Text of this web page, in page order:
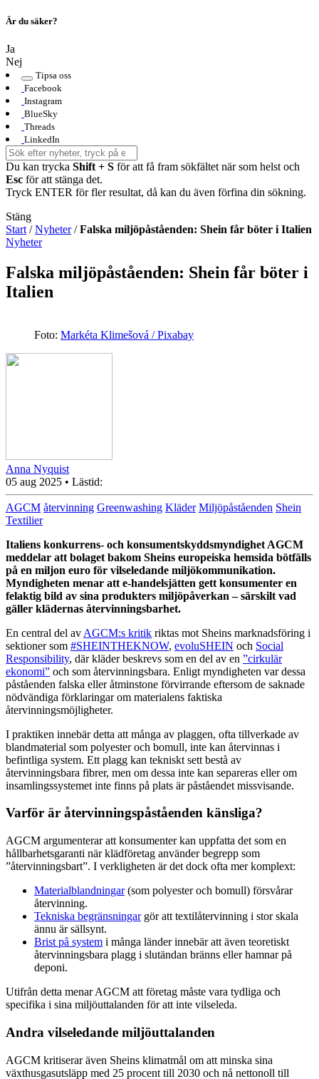
Är du säker?
Ja
Nej
Tipsa oss
Facebook
Instagram
BlueSky
Threads
LinkedIn
Du kan trycka Shift + S för att få fram sökfältet när som helst och
Esc för att stänga det.
Tryck ENTER för fler resultat, då kan du även förfina din sökning.
Stäng
Start /Nyheter/Falska miljöpåståenden: Shein får böter i Italien
Nyheter
Falska miljöpåståenden: Shein får böter i
Italien
Foto: Markéta Klimešová / Pixabay
Anna Nyquist
05 aug 2025 • Lästid:
AGCM återvinning Greenwashing Kläder Miljöpåståenden Shein
Textilier
Italiens konkurrens- och konsumentskyddsmyndighet AGCM
meddelar att bolaget bakom Sheins europeiska hemsida bötfälls
på en miljon euro för vilseledande miljökommunikation.
Myndigheten menar att e-handelsjätten gett konsumenter en
felaktig bild av sina produkters miljöpåverkan – särskilt vad
gäller klädernas återvinningsbarhet.
En central del av AGCM:s kritik riktas mot Sheins marknadsföring i
sektioner som #SHEINTHEKNOW, evoluSHEIN och Social
Responsibility, där kläder beskrevs som en del av en ”cirkulär
ekonomi” och som återvinningsbara. Enligt myndigheten var dessa
påståenden falska eller åtminstone förvirrande eftersom de saknade
nödvändiga förklaringar om materialens faktiska
återvinningsmöjligheter.
I praktiken innebär detta att många av plaggen, ofta tillverkade av
blandmaterial som polyester och bomull, inte kan återvinnas i
befintliga system. Ett plagg kan tekniskt sett bestå av
återvinningsbara fibrer, men om dessa inte kan separeras eller om
insamlingssystemet inte finns på plats är påståendet missvisande.
Varför är återvinningspåståenden känsliga?
AGCM argumenterar att konsumenter kan uppfatta det som en
hållbarhetsgaranti när klädföretag använder begrepp som
”återvinningsbart”. I verkligheten är det dock ofta mer komplext:
Materialblandningar(som polyester och bomull) försvårar
återvinning.
Tekniska begränsningargör att textilåtervinning i stor skala
ännu är sällsynt.
Brist på system i många länder innebär att även teoretiskt
återvinningsbara plagg i slutändan bränns eller hamnar på
deponi.
Utifrån detta menar AGCM att företag måste vara tydliga och
specifika i sina miljöuttalanden för att inte vilseleda.
Andra vilseledande miljöuttalanden
AGCM kritiserar även Sheins klimatmål om att minska sina
växthusgasutsläpp med 25 procent till 2030 och nå nettonoll till